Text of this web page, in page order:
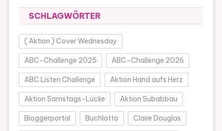
SCHLAGWÖRTER
( Aktion ) Cover Wednesday
ABC-Challenge 2025 ABC-Challenge 2026
ABC Listen Challenge Aktion Hand aufs Herz
Aktion Samstags-Lücke Aktion Subabbau
Bloggerportal Buchlotto Claire Douglas